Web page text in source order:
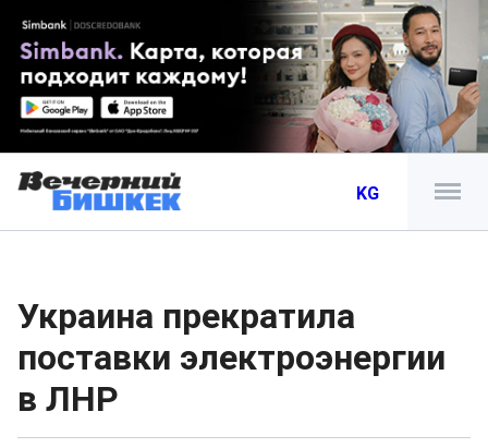
KG
Украина прекратила
поставки электроэнергии
в ЛНР